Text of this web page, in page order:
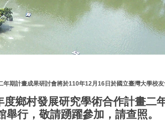
期計畫成果研討會將於110年12月16日於國立臺灣大學校友
度鄉村發展研究學術合作計畫二
行，敬請踴躍參加，請查照。